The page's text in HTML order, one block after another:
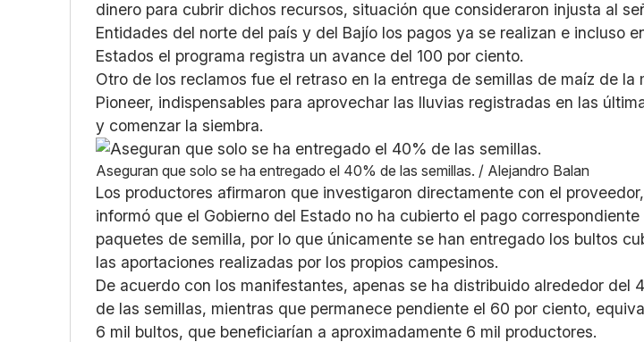
dinero para cubrir dichos recursos, situación que consideraron injusta al
Entidades del norte del país y del Bajío los pagos ya se realizan e incluso
Estados el programa registra un avance del 100 por ciento.
Otro de los reclamos fue el retraso en la entrega de semillas de maíz de la
Pioneer, indispensables para aprovechar las lluvias registradas en las
y comenzar la siembra.
Aseguran que solo se ha entregado el 40% de las semillas. / Alejandro Balan
Los productores afirmaron que investigaron directamente con el
informó que el Gobierno del Estado no ha cubierto el pago correspondiente
paquetes de semilla, por lo que únicamente se han entregado los bultos
las aportaciones realizadas por los propios campesinos.
De acuerdo con los manifestantes, apenas se ha distribuido alrededor del
de las semillas, mientras que permanece pendiente el 60 por ciento,
6 mil bultos, que beneficiarían a aproximadamente 6 mil productores.